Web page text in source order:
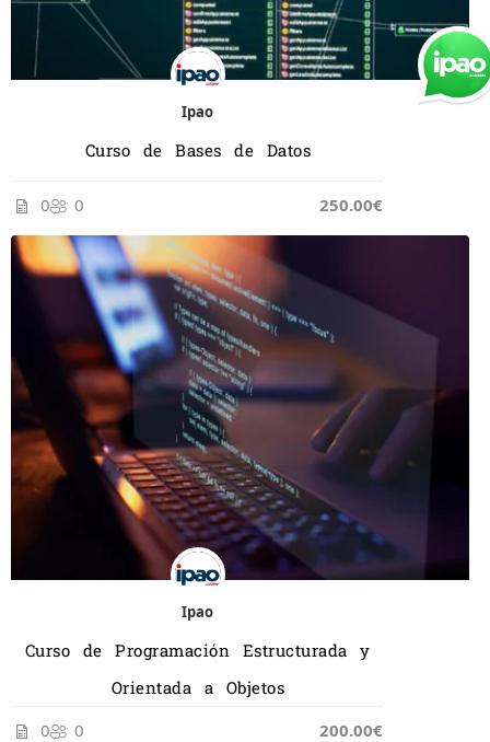
Ipao
Curso de Bases de Datos
0 0 250.00€
Ipao
Curso de Programación Estructurada y
Orientada a Objetos
0
0 200.00€